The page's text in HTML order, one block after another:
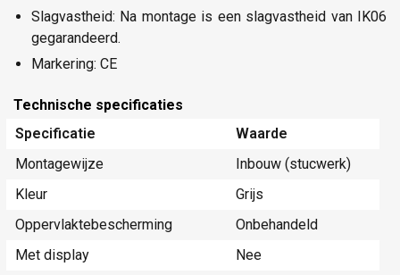
Slagvastheid: Na montage is een slagvastheid van IK06
gegarandeerd.
Markering: CE
Technische specificaties
Specificatie
Waarde
Montagewijze
Inbouw (stucwerk)
Kleur
Grijs
Oppervlaktebescherming
Onbehandeld
Met display
Nee